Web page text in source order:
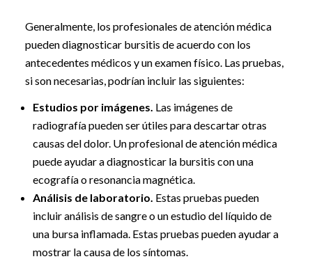
Generalmente, los profesionales de atención médica
pueden diagnosticar bursitis de acuerdo con los
antecedentes médicos y un examen físico. Las pruebas,
si son necesarias, podrían incluir las siguientes:
Estudios por imágenes. Las imágenes de
radiografía pueden ser útiles para descartar otras
causas del dolor. Un profesional de atención médica
puede ayudar a diagnosticar la bursitis con una
ecografía o resonancia magnética.
Análisis de laboratorio. Estas pruebas pueden
incluir análisis de sangre o un estudio del líquido de
una bursa inflamada. Estas pruebas pueden ayudar a
mostrar la causa de los síntomas.